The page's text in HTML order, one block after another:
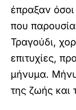
έπραξαν
που
Τραγούδι,
επιτυχίες,
μήνυμα.
της ζωής και